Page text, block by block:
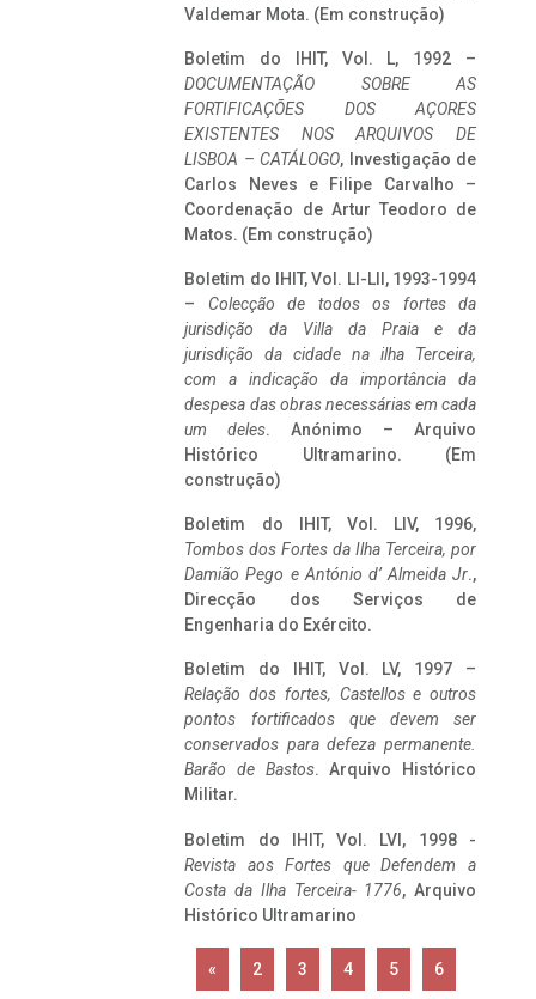
Valdemar Mota. (Em construção)
Boletim do IHIT, Vol. L, 1992 –
DOCUMENTAÇÃO SOBRE AS
FORTIFICAÇÕES DOS AÇORES
EXISTENTES NOS ARQUIVOS DE
LISBOA – CATÁLOGO, Investigação de
Carlos Neves e Filipe Carvalho –
Coordenação de Artur Teodoro de
Matos. (Em construção)
Boletim do IHIT, Vol. LI-LII, 1993-1994
– Colecção de todos os fortes da
jurisdição da Villa da Praia e da
jurisdição da cidade na ilha Terceira,
com a indicação da importância da
despesa das obras necessárias em cada
um deles. Anónimo – Arquivo
Histórico Ultramarino. (Em
construção)
Boletim do IHIT, Vol. LIV, 1996,
Tombos dos Fortes da Ilha Terceira, por
Damião Pego e António d’ Almeida Jr.,
Direcção dos Serviços de
Engenharia do Exército.
Boletim do IHIT, Vol. LV, 1997 –
Relação dos fortes, Castellos e outros
pontos fortificados que devem ser
conservados para defeza permanente.
Barão de Bastos. Arquivo Histórico
Militar.
Boletim do IHIT, Vol. LVI, 1998 -
Revista aos Fortes que Defendem a
Costa da Ilha Terceira- 1776, Arquivo
Histórico Ultramarino
« 2 3 4 5 6